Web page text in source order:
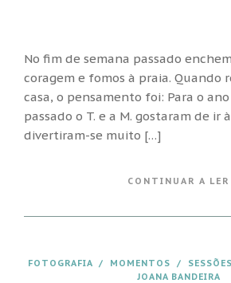
No fim de semana passado
coragem e fomos à praia. Quando
casa, o pensamento foi: Para o
passado o T. e a M. gostaram de ir
divertiram-se muito […]
CONTINUAR A LER
FOTOGRAFIA / MOMENTOS /
JOANA BANDEIRA